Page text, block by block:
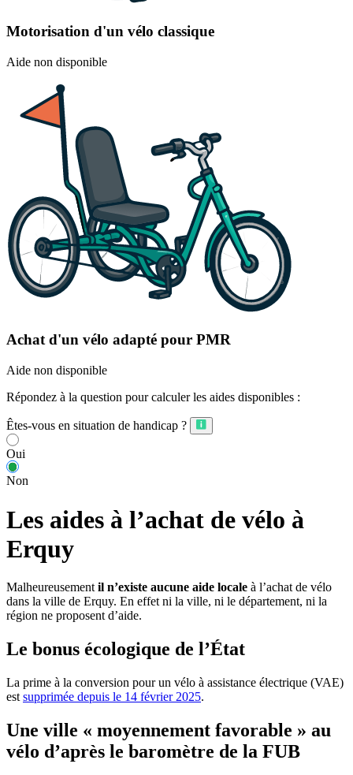
Motorisation d'un vélo classique
Aide non disponible
Achat d'un vélo adapté pour PMR
Aide non disponible
Répondez à la question pour calculer les aides disponibles :
Êtes-vous en situation de handicap ?
Oui
Non
Les aides à l’achat de vélo à
Erquy
Malheureusement il n’existe aucune aide locale à l’achat de vélo
dans la ville de Erquy. En effet ni la ville, ni le département, ni la
région ne proposent d’aide.
Le bonus écologique de l’État
La prime à la conversion pour un vélo à assistance électrique (VAE)
est supprimée depuis le 14 février 2025.
Une ville « moyennement favorable » au
vélo d’après le baromètre de la FUB